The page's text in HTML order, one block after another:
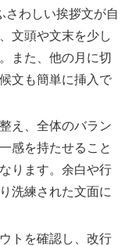
さわしい挨拶文が自
文頭や文末を少し
また、他の月に切
文も簡単に挿入で
え、全体のバラン
感を持たせること
ります。余白や行
洗練された文面に
トを確認し、改行